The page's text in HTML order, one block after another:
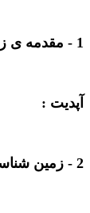
1 - مقدمه ی
آپدیت :
2 - زمین